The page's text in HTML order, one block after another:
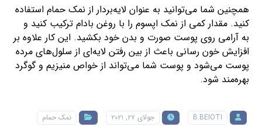
همچنین شما می‌توانید به عنوان لایه‌بردار از نمک حمام استفاده
کنید. مقدار کمی از نمک اپسوم را با روغن‌ بادام ترکیب کنید و
به آرامی روی پوست صورت و بدن خود بکشید. این کار علاوه بر
افزایش خون رسانی باعث از بین رفتن لایه‌ای از سلول‌های مرده
پوست می‌شود و پوست شما می‌تواند از خواص منیزیم و گوگرد
بهره‌مند شود.
B.BEIOTI جولای ۲۷, ۲۰۲۱
نمک حمام